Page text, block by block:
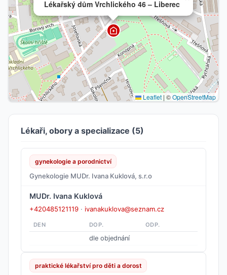
Lékařský dům Vrchlického 46 – Liberec
Leaflet | ©OpenStreetMap
Lékaři, obory a specializace (5)
gynekologie a porodnictví
Gynekologie MUDr. Ivana Kuklová, s.r.o
MUDr. Ivana Kuklová
+420485121119 · ivanakuklova@seznam.cz
DEN DOP. ODP.
dle objednání
praktické lékařství pro děti a dorost